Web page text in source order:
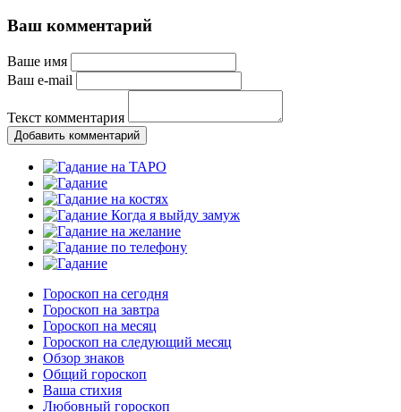
Ваш комментарий
Ваше имя
Ваш e-mail
Текст комментария
Добавить комментарий
Гороскоп на сегодня
Гороскоп на завтра
Гороскоп на месяц
Гороскоп на следующий месяц
Обзор знаков
Общий гороскоп
Ваша стихия
Любовный гороскоп